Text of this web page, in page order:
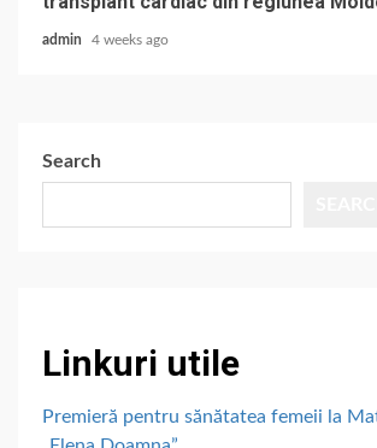
admin 4 weeks ago
Search
Linkuri utile
Premieră pentru sănătatea femeii la